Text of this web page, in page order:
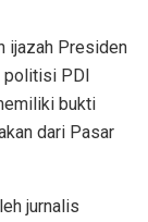
ijazah Presiden
politisi PDI
bukti
dari Pasar
jurnalis